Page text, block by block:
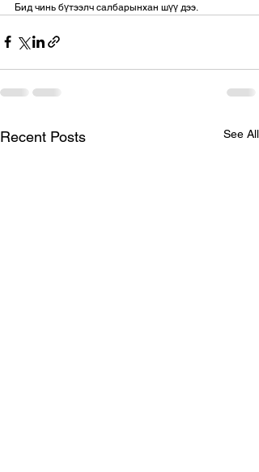
Бид чинь бүтээлч салбарынхан шүү дээ.
Recent Posts See All